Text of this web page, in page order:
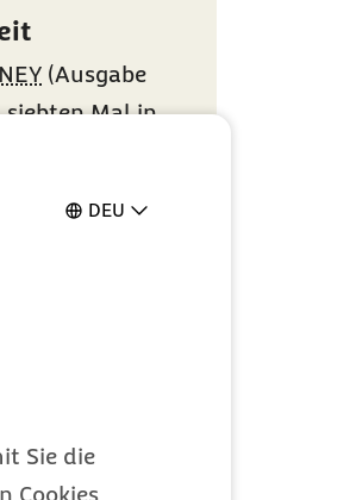
DEU
Sie die
Cookies
(Ausgabe
Mal in